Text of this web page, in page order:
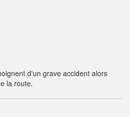
d'un grave accident alors
la route.